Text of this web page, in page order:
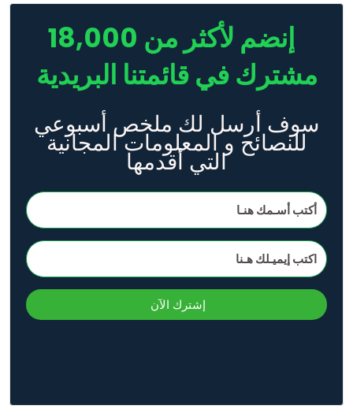
إنضم لأكثر من 18,000
مشترك في قائمتنا البريدية
سوف أرسل لك ملخص أسبوعي
للنصائح و المعلومات المجانية
التي أقدمها
إشترك الآن